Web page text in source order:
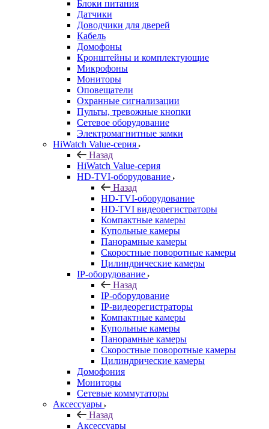
Блоки питания
Датчики
Доводчики для дверей
Кабель
Домофоны
Кронштейны и комплектующие
Микрофоны
Мониторы
Оповещатели
Охранные сигнализации
Пульты, тревожные кнопки
Сетевое оборудование
Электромагнитные замки
HiWatch Value-серия
Назад
HiWatch Value-серия
HD-TVI-оборудование
Назад
HD-TVI-оборудование
HD-TVI видеорегистраторы
Компактные камеры
Купольные камеры
Панорамные камеры
Скоростные поворотные камеры
Цилиндрические камеры
IP-оборудование
Назад
IP-оборудование
IP-видеорегистраторы
Компактные камеры
Купольные камеры
Панорамные камеры
Скоростные поворотные камеры
Цилиндрические камеры
Домофония
Мониторы
Сетевые коммутаторы
Аксессуары
Назад
Аксессуары